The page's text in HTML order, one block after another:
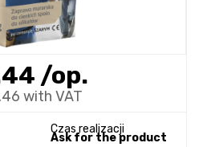
/op.
with VAT
Czas realizacji
Ask for the product